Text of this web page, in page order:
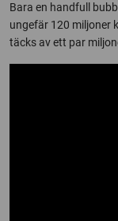
Bara en handfull
ungefär 120 miljoner
täcks av ett par